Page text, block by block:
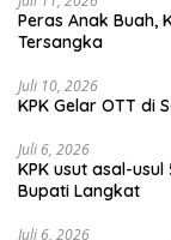
Peras Anak Buah,
Tersangka
Juli 10, 2026
KPK Gelar OTT di
Juli 6, 2026
KPK usut asal-
Bupati Langkat
Juli 6, 2026